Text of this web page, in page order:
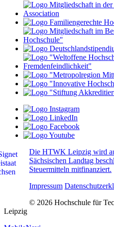
Die HTWK Leipzig wird
Sächsischen Landtag
Steuermitteln mitfinanziert.
Impressum
© 2026 Hochschule für
Leipzig